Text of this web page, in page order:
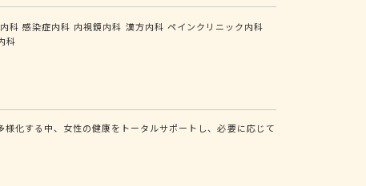
科 感染症内科 内視鏡内科 漢方内科 ペインクリニック内科
科
化する中、女性の健康をトータルサポートし、必要に応じて